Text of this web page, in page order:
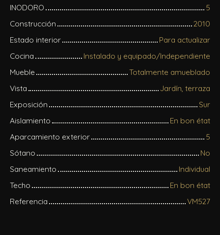
INODORO
5
Construcción
2010
Estado interior
Para actualizar
Cocina
Instalado y equipado/Independiente
Mueble
Totalmente amueblado
Vista
Jardín, terraza
Exposición
Sur
Aislamiento
En bon état
Aparcamiento exterior
5
Sótano
No
Saneamiento
Individual
Techo
En bon état
Referencia
VM527